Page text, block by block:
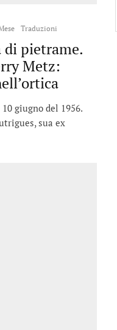
Traduzioni
di pietrame.
Metz:
giugno del 1956.
sua ex